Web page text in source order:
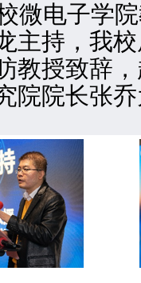
微电子学
主持，我
教授致辞
院院长张